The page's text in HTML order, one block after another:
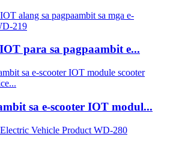
para sa pagpaambit e...
sa e-scooter IOT modul...